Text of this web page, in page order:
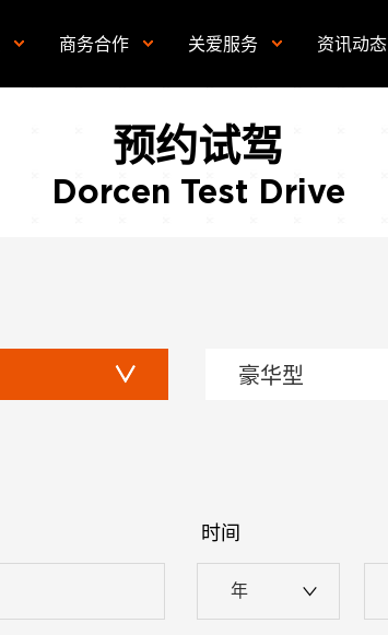
商务合作 关爱服务 资讯动态
预约试驾
Dorcen Test Drive
豪华型
时间
年